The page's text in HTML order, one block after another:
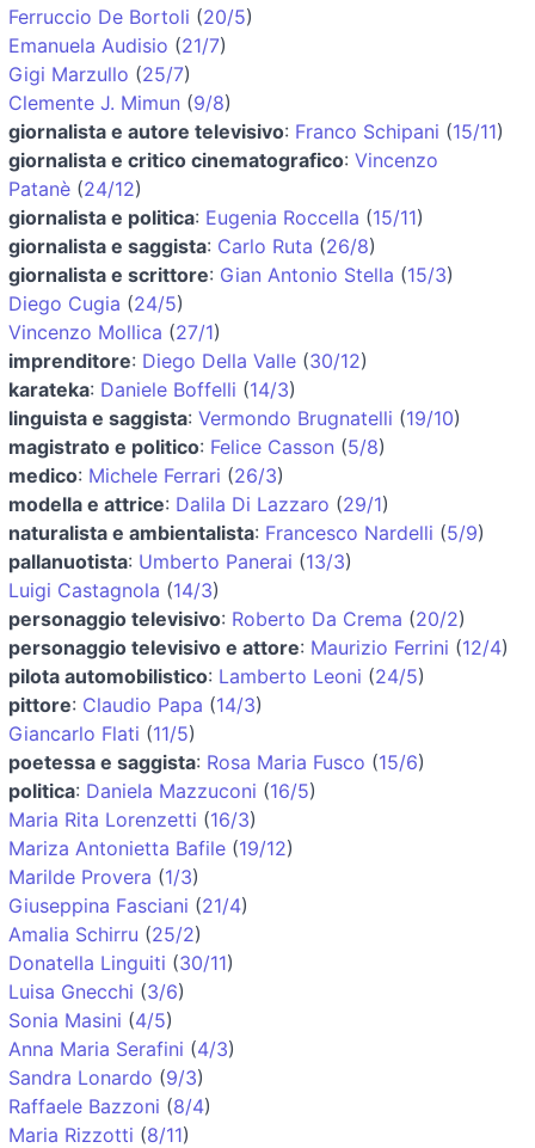
Ferruccio De Bortoli (20/5)
Emanuela Audisio (21/7)
Gigi Marzullo (25/7)
Clemente J. Mimun (9/8)
giornalista e autore televisivo: Franco Schipani (15/11)
giornalista e critico cinematografico: Vincenzo
Patanè (24/12)
giornalista e politica: Eugenia Roccella (15/11)
giornalista e saggista: Carlo Ruta (26/8)
giornalista e scrittore: Gian Antonio Stella (15/3)
Diego Cugia (24/5)
Vincenzo Mollica (27/1)
imprenditore: Diego Della Valle (30/12)
karateka: Daniele Boffelli (14/3)
linguista e saggista: Vermondo Brugnatelli (19/10)
magistrato e politico: Felice Casson (5/8)
medico: Michele Ferrari (26/3)
modella e attrice: Dalila Di Lazzaro (29/1)
naturalista e ambientalista: Francesco Nardelli (5/9)
pallanuotista: Umberto Panerai (13/3)
Luigi Castagnola (14/3)
personaggio televisivo: Roberto Da Crema (20/2)
personaggio televisivo e attore: Maurizio Ferrini (12/4)
pilota automobilistico: Lamberto Leoni (24/5)
pittore: Claudio Papa (14/3)
Giancarlo Flati (11/5)
poetessa e saggista: Rosa Maria Fusco (15/6)
politica: Daniela Mazzuconi (16/5)
Maria Rita Lorenzetti (16/3)
Mariza Antonietta Bafile (19/12)
Marilde Provera (1/3)
Giuseppina Fasciani (21/4)
Amalia Schirru (25/2)
Donatella Linguiti (30/11)
Luisa Gnecchi (3/6)
Sonia Masini (4/5)
Anna Maria Serafini (4/3)
Sandra Lonardo (9/3)
Raffaele Bazzoni (8/4)
Maria Rizzotti (8/11)